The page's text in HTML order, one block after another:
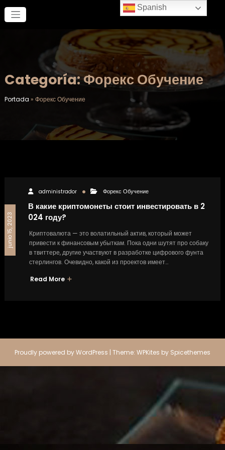
contenido
Categoría: Форекс Обучение
Portada » Форекс Обучение
junio 15, 2023
administrador Форекс Обучение
В какие криптомонеты стоит инвестировать в 2
024 году?
Криптовалюта — это волатильный актив, который может
привести к финансовым убыткам. Пока одни шутят про собаку
в твиттере, другие участвуют в разработке цифрового фунта
стерлингов. Очевидно, какой из проектов имеет…
Read More
Proudly powered byWordPress | Theme: WPKites by Spicethemes
Spanish